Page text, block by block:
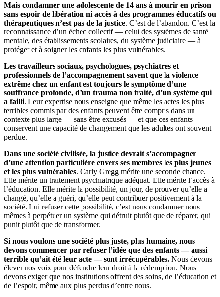
Mais condamner une adolescente de 14 ans à mourir en prison
sans espoir de libération ni accès à des programmes éducatifs ou
thérapeutiques n’est pas de la justice. C’est de l’abandon. C’est la
reconnaissance d’un échec collectif — celui des systèmes de santé
mentale, des établissements scolaires, du système judiciaire — à
protéger et à soigner les enfants les plus vulnérables.
Les travailleurs sociaux, psychologues, psychiatres et
professionnels de l’accompagnement savent que la violence
extrême chez un enfant est toujours le symptôme d’une
souffrance profonde, d’un trauma non traité, d’un système qui
a failli. Leur expertise nous enseigne que même les actes les plus
terribles commis par des enfants peuvent être compris dans un
contexte plus large — sans être excusés — et que ces enfants
conservent une capacité de changement que les adultes ont souvent
perdue.
Dans une société civilisée, la justice devrait s’accompagner
d’une attention particulière envers ses membres les plus jeunes
et les plus vulnérables. Carly Gregg mérite une seconde chance.
Elle mérite un traitement psychiatrique adéquat. Elle mérite l’accès à
l’éducation. Elle mérite la possibilité, un jour, de prouver qu’elle a
changé, qu’elle a guéri, qu’elle peut contribuer positivement à la
société. Lui refuser cette possibilité, c’est nous condamner nous-
mêmes à perpétuer un système qui détruit plutôt que de réparer, qui
punit plutôt que de transformer.
Si nous voulons une société plus juste, plus humaine, nous
devons commencer par refuser l’idée que des enfants — aussi
terrible qu’ait été leur acte — sont irrécupérables. Nous devons
élever nos voix pour défendre leur droit à la rédemption. Nous
devons exiger que nos institutions offrent des soins, de l’éducation et
de l’espoir, même aux plus perdus d’entre nous.